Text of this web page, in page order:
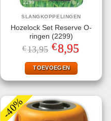
SLANGKOPPELINGEN
Hozelock Set Reserve O-
ringen (2299)
€13,95 Oorspronkelijke
prijs
was:
€13,95.
€8,95prijs
TOEVOEGEN
-40%